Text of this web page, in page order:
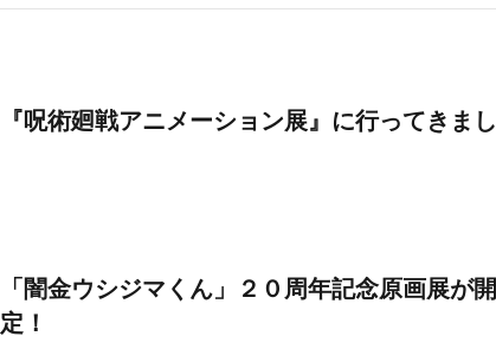
『呪術廻戦アニメーション展』に行ってきまし
「闇金ウシジマくん」２０周年記念原画展が
定！